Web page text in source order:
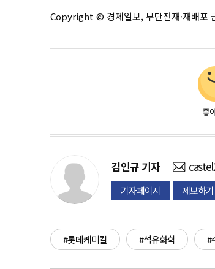
Copyright © 경제일보, 무단전재·재배포
좋
김인규 기자
기자페이지 제보하기
#롯데케미칼 #석유화학 #